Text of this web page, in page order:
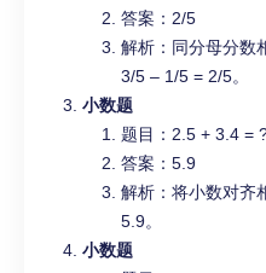
答案：2/5
解析：同分母分数
3/5 – 1/5 = 2/5。
小数题
题目：2.5 + 3.4 =
答案：5.9
解析：将小数对齐
5.9。
小数题